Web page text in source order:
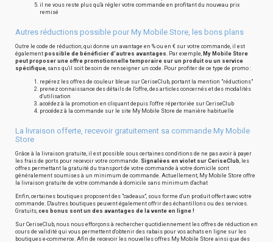
il ne vous reste plus qu'à régler votre commande en profitant du nouveau prix
remisé
Autres réductions possible pour My Mobile Store, les bons plans
Outre le code de réduction, qui donne un avantage en % ou en € sur votre commande, il est
également possible de bénéficier d'autres avantages. Par exemple, My Mobile Store
peut proposer une offre promotionnelle temporaire sur un produit ou un service
spécifique, sans qu'il soit besoin de renseigner un code. Pour profiter de ce type de promo :
repérez les offres de couleur bleue sur CeriseClub, portant la mention "réductions"
prenez connaissance des détails de l'offre, des articles concernés et des modalités
d'utilisation
accédez à la promotion en cliquant depuis l'offre répertoriée sur CeriseClub
procédez à la commande sur le site My Mobile Store de manière habituelle
La livraison offerte, recevoir gratuitement sa commande My Mobile
Store
Grâce à la livraison gratuite, il est possible sous certaines conditions de ne pas avoir à payer
les frais de ports pour recevoir votre commande. Signalées en violet sur CeriseClub, les
offres permettant la gratuité du transport de votre commande à votre domicile sont
généralement soumises à un minimum de commande. Actuellement, My Mobile Store offre
la livraison gratuite de votre commande à domicile sans minimum d'achat
Enfin, certaines boutiques proposent des "cadeaux", sous forme d'un produit offert avec votre
commande. D'autres boutiques peuvent également offrir des échantillons ou des services.
Gratuits, ces bonus sont un des avantages de la vente en ligne !
Sur CeriseClub, nous nous efforçons à rechercher quotidiennement les offres de réduction en
cours de validité qui vous permettent d'obtenir des rabais pour vos achats en ligne sur les
boutiques e-commerce. Afin de recevoir les nouvelles offres My Mobile Store ainsi que des